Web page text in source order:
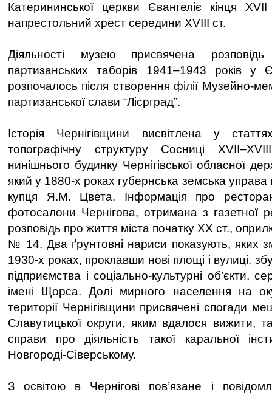
Катерининської церкви Євангеліє кінця
напрестольний хрест середини ХVІІІ ст.
Діяльності музею присвячена
партизанських таборів 1941–1943 років у
розпочалось після створення філії Музейно-
партизанської слави “Лісрград”.
Історія Чернігівщини висвітлена у
топографічну структуру Сосниці
нинішнього будинку Чернігівської обласної
який у 1880-х роках губернська земська
купця Я.М. Цвета. Інформація про
фотосалони Чернігова, отримана з газетної
розповідь про життя міста початку ХХ ст.,
№ 14. Два ґрунтовні нариси показують, яких
1930-х роках, проклавши нові площі і вулиці,
підприємства і соціально-культурні об’єкти,
імені Щорса. Долі мирного населення на
території Чернігівщини присвячені спогади
Славутицької округи, яким вдалося вижити,
справи про діяльність такої каральної
Новгороді-Сіверському.
З освітою в Чернігові пов’язане і